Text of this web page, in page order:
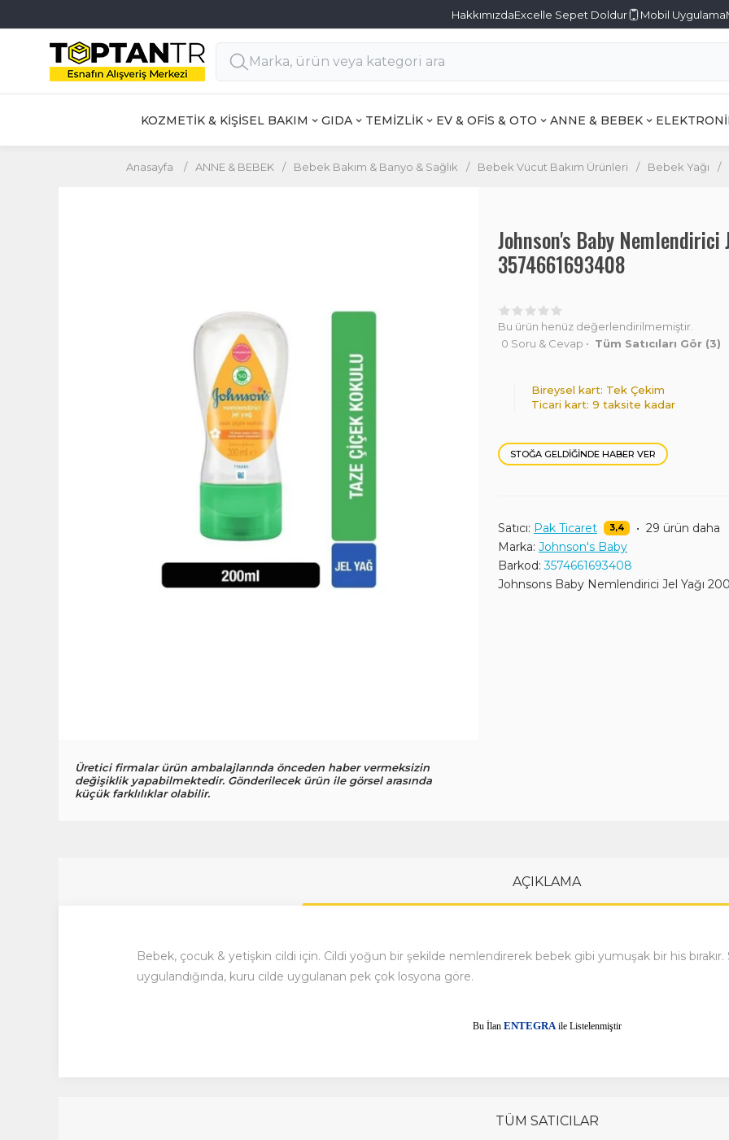
HakkımızdaExcelle Sepet Doldur Mobil Uygulama
KOZMETİK & KİŞİSEL BAKIM GIDA TEMİZLİK EV & OFİS & OTO ANNE & BEBEK
Anasayfa / ANNE & BEBEK / Bebek Bakım & Banyo & Sağlık / Bebek Vücut Bakım Ürünleri / Bebek Yağı /
Üretici firmalar ürün ambalajlarında önceden haber vermeksizin
değişiklik yapabilmektedir. Gönderilecek ürün ile görsel arasında
küçük farklılıklar olabilir.
Johnson's Baby Nemlendirici
3574661693408
Bu ürün henüz değerlendirilmemiştir.
0 Soru & Cevap • Tüm Satıcıları Gör (3)
Bireysel kart: Tek Çekim
Ticari kart: 9 taksite kadar
STOĞA GELDIĞINDE HABER VER
Satıcı: Pak Ticaret 3,4 • 29 ürün daha
Marka: Johnson's Baby
Barkod: 3574661693408
Johnsons Baby Nemlendirici Jel Yağı
AÇIKLAMA
Bebek, çocuk & yetişkin cildi için. Cildi yoğun bir şekilde nemlendirerek bebek gibi yumuşak bir his bırakır.
uygulandığında, kuru cilde uygulanan pek çok losyona göre.
Bu İlan ENTEGRAile Listelenmiştir
TÜM SATICILAR